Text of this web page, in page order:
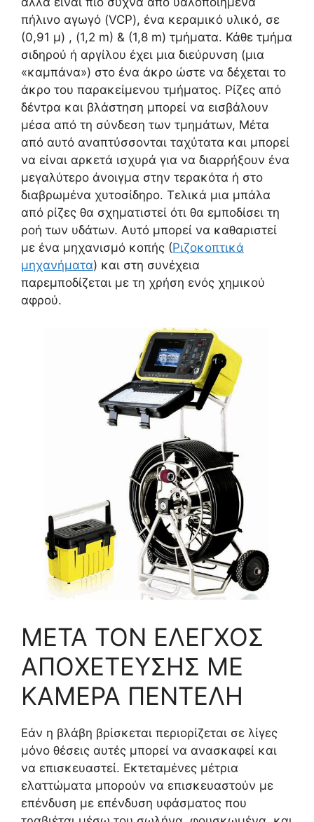
πήλινο αγωγό (VCP), ένα κεραμικό υλικό, σε
(0,91 μ) , (1,2 m) & (1,8 m) τμήματα. Κάθε τμήμα
σιδηρού ή αργίλου έχει μια διεύρυνση (μια
«καμπάνα») στο ένα άκρο ώστε να δέχεται το
άκρο του παρακείμενου τμήματος. Ρίζες από
δέντρα και βλάστηση μπορεί να εισβάλουν
μέσα από τη σύνδεση των τμημάτων, Μέτα
από αυτό αναπτύσσονται ταχύτατα και μπορεί
να είναι αρκετά ισχυρά για να διαρρήξουν ένα
μεγαλύτερο άνοιγμα στην τερακότα ή στο
διαβρωμένα χυτοσίδηρο. Τελικά μια μπάλα
από ρίζες θα σχηματιστεί ότι θα εμποδίσει τη
ροή των υδάτων. Αυτό μπορεί να καθαριστεί
με ένα μηχανισμό κοπής (Ριζοκοπτικά
μηχανήματα) και στη συνέχεια
παρεμποδίζεται με τη χρήση ενός χημικού
αφρού.
ΜΕΤΑ ΤΟΝ ΕΛΕΓΧΟΣ
ΑΠΟΧΕΤΕΥΣΗΣ ΜΕ
ΚΑΜΕΡΑ ΠΕΝΤΕΛΗ
Εάν η βλάβη βρίσκεται περιορίζεται σε λίγες
μόνο θέσεις αυτές μπορεί να ανασκαφεί και
να επισκευαστεί. Εκτεταμένες μέτρια
ελαττώματα μπορούν να επισκευαστούν με
επένδυση με επένδυση υφάσματος που